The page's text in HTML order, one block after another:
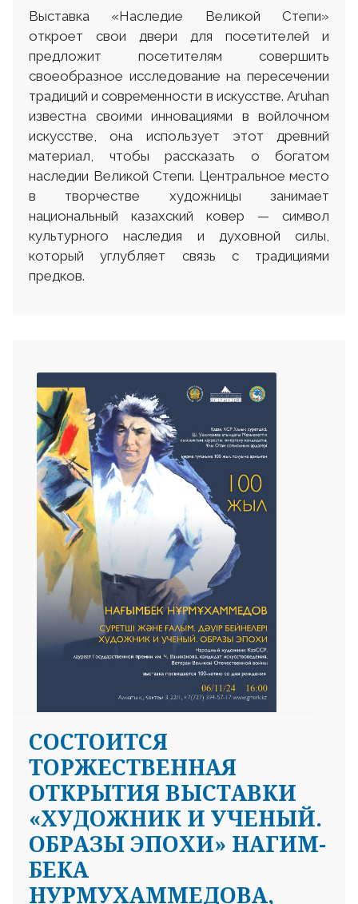
Выставка «Наследие Великой Степи»
откроет свои двери для посетителей и
предложит посетителям совершить
своеобразное исследование на пересечении
традиций и современности в искусстве. Aruhan
известна своими инновациями в войлочном
искусстве, она использует этот древний
материал, чтобы рассказать о богатом
наследии Великой Степи. Центральное место
в творчестве художницы занимает
национальный казахский ковер — символ
культурного наследия и духовной силы,
который углубляет связь с традициями
предков.
CОСТОИТСЯ
ТОРЖЕСТВЕННАЯ
ОТКРЫТИЯ ВЫСТАВКИ
«ХУДОЖНИК И УЧЕНЫЙ.
ОБРАЗЫ ЭПОХИ» НАГИМ-
БЕКА
НУРМУХАММЕДОВА,